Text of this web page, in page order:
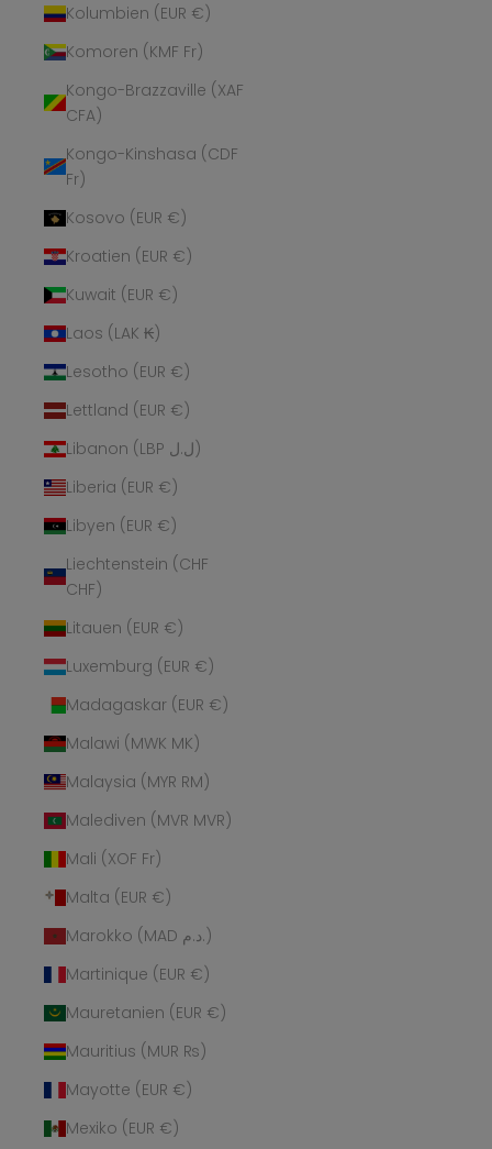
Kolumbien (EUR €)
Komoren (KMF Fr)
Kongo-Brazzaville (XAF
CFA)
Kongo-Kinshasa (CDF
Fr)
Kosovo (EUR €)
Kroatien (EUR €)
Kuwait (EUR €)
Laos (LAK ₭)
Lesotho (EUR €)
Lettland (EUR €)
Libanon (LBP ل.ل)
Liberia (EUR €)
Libyen (EUR €)
Liechtenstein (CHF
CHF)
Litauen (EUR €)
Luxemburg (EUR €)
Madagaskar (EUR €)
Malawi (MWK MK)
Malaysia (MYR RM)
Malediven (MVR MVR)
Mali (XOF Fr)
Malta (EUR €)
Marokko (MAD د.م.)
Martinique (EUR €)
Mauretanien (EUR €)
Mauritius (MUR ₨)
Mayotte (EUR €)
Mexiko (EUR €)